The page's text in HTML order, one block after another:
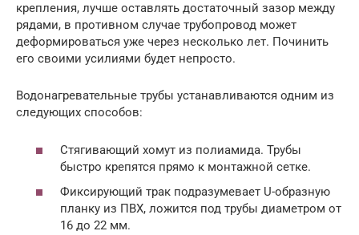
крепления, лучше оставлять достаточный зазор между
рядами, в противном случае трубопровод может
деформироваться уже через несколько лет. Починить
его своими усилиями будет непросто.
Водонагревательные трубы устанавливаются одним из
следующих способов:
Стягивающий хомут из полиамида. Трубы
быстро крепятся прямо к монтажной сетке.
Фиксирующий трак подразумевает U-образную
планку из ПВХ, ложится под трубы диаметром от
16 до 22 мм.